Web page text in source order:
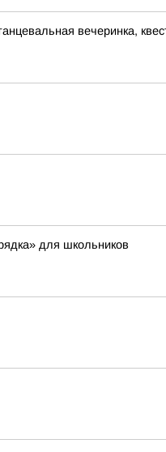
вечеринка,
для школьников